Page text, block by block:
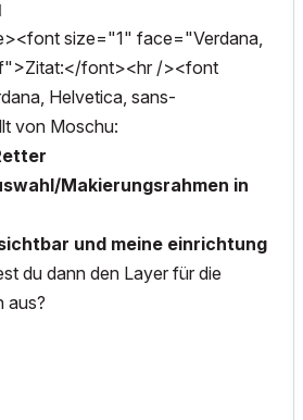
size="1" face="Verdana,
font><hr /><font
Helvetica, sans-
von Moschu:
Makierungsrahmen in
und meine einrichtung
du dann den Layer für die
aus?